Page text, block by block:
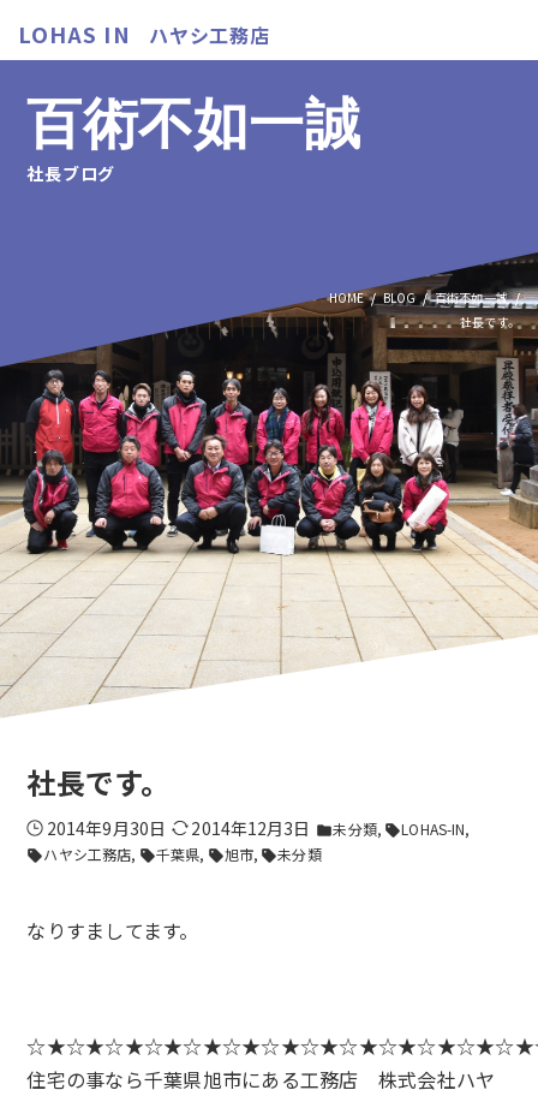
LOHAS IN ハヤシ工務店
百術不如一誠
社長ブログ
HOME BLOG
百術不如一誠
社長です。
社長です。
2014年9月30日 2014年12月3日 folder未分類 sellLOHAS-IN
sellハヤシ工務店 sell千葉県 sell旭市 sell未分類
なりすましてます。
住宅の事なら千葉県旭市にある工務店 株式会社ハヤ